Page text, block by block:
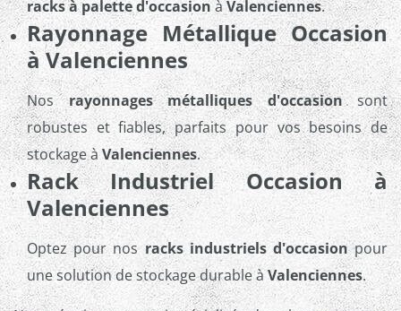
racks à palette d'occasion àValenciennes.
Rayonnage Métallique Occasion
à Valenciennes
Nosrayonnages métalliques d'occasionsont
robustes et fiables, parfaits pour vos besoins de
stockage àValenciennes.
Rack Industriel Occasion à
Valenciennes
Optez pour nos racks industriels d'occasionpour
une solution de stockage durable àValenciennes.